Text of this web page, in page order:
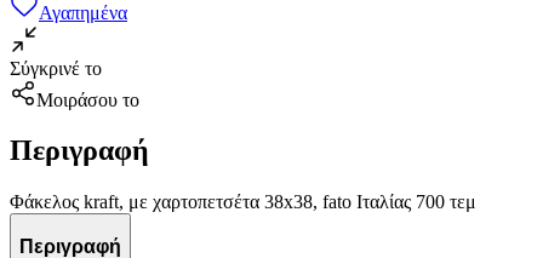
Αγαπημένα
Σύγκρινέ το
Μοιράσου το
Περιγραφή
Φάκελος kraft, με χαρτοπετσέτα 38x38, fato Ιταλίας 700 τεμ
Περιγραφή